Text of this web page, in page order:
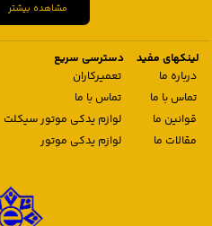
مشاهده بیشتر
لینکهای مفید
درباره ما
تماس با ما
قوانین ما
مقالات ما
دسترسی سریع
تعمیرکاران
تماس با ما
لوازم یدکی موتور سیکلت
لوازم یدکی موتور